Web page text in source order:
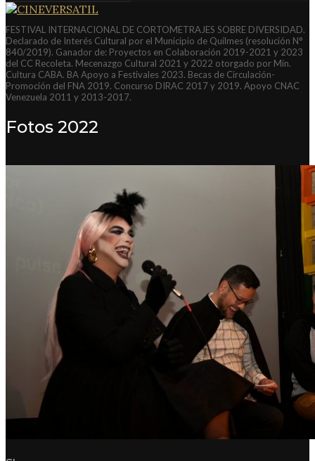
FESTIVAL INTERNACIONAL DE CORTOMETRAJES SOBRE DIVERSIDAD.
Declarado de Interés Cultural por el Municipio de Quilmes (resolución N°
840/2019). Ganador de: Proyectos en Colaboración 2019-2021 y 2023
del CC Recoleta. Mecenazgo Cultural 2021 y 2022 otorgado por Min.
Cultura CABA. BA Apoyo a Festivales 2023. Becas de Circulación-
Promoción del FNA 2019. Concurso DIRAC 2017 y 2019. Apoyo CNAC
Venezuela 2011 y 2013-2017.
Fotos 2022